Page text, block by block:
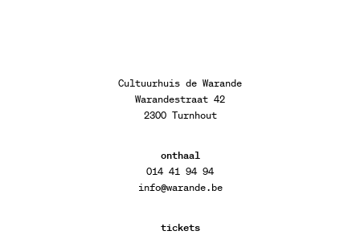
Cultuurhuis de Warande
Warandestraat 42
2300 Turnhout
onthaal
014 41 94 94
info@warande.be
tickets